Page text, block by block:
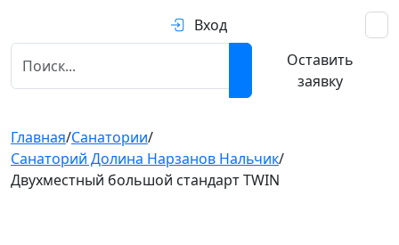
Вход
Оставить
заявку
Главная/Санатории/
Санаторий Долина Нарзанов Нальчик/
Двухместный большой стандарт TWIN